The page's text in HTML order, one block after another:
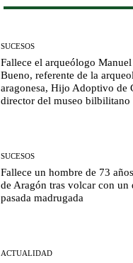
SUCESOS
Fallece el arqueólogo
Bueno, referente de la
aragonesa, Hijo Adoptivo de
director del museo bilbilitano
SUCESOS
Fallece un hombre de 73
de Aragón tras volcar con un
pasada madrugada
ACTUALIDAD